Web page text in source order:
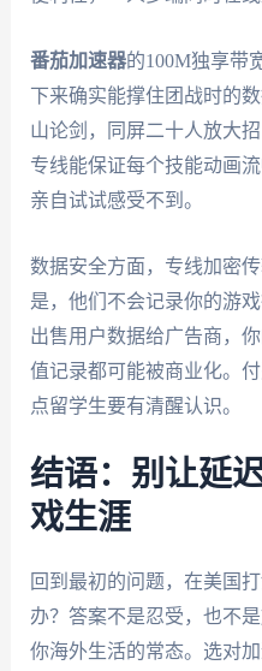
番茄加速器的100M独享带
下来确实能撑住团战时的
山论剑，同屏二十人放大
专线能保证每个技能动画
亲自试试感受不到。
数据安全方面，专线加密
是，他们不会记录你的游
出售用户数据给广告商，
值记录都可能被商业化。
点留学生要有清醒认识。
结语：别让延
戏生涯
回到最初的问题，在美国
办？答案不是忍受，也不
你海外生活的常态。选对